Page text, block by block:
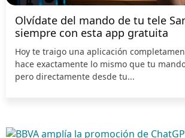
Olvídate del mando de tu tele
siempre con esta app gratuita
Hoy te traigo una aplicación
hace exactamente lo mismo que tu
pero directamente desde tu...